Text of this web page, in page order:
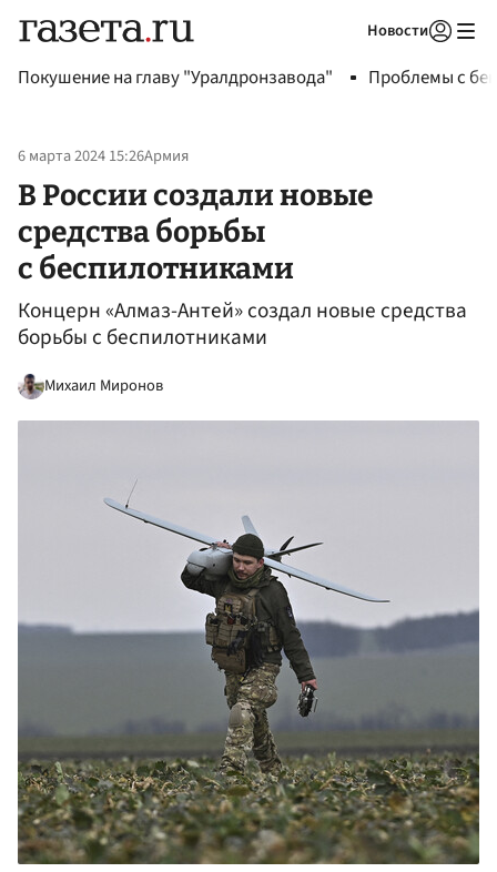
Новости
Покушение на главу "Уралдронзавода" Проблемы с
6 марта 2024 15:26Армия
В России создали новые
средства борьбы
с беспилотниками
Концерн «Алмаз-Антей» создал новые средства
борьбы с беспилотниками
Михаил Миронов